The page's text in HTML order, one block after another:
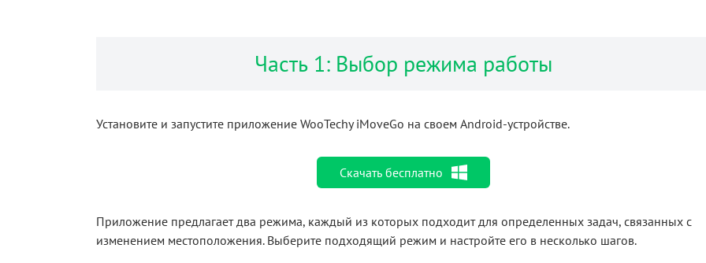
Часть 1: Выбор режима работы
Установите и запустите приложение WooTechy iMoveGo на своем Android-устройстве.
Скачать бесплатно
Приложение предлагает два режима, каждый из которых подходит для определенных задач, связанных с
изменением местоположения. Выберите подходящий режим и настройте его в несколько шагов.